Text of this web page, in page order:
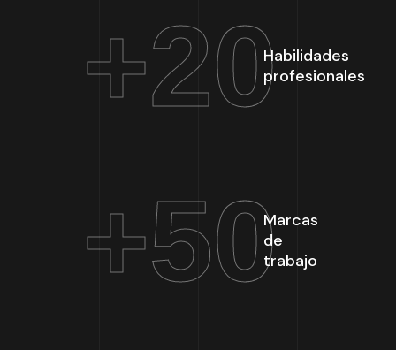
+20Habilidades
profesionales
+50Marcas
de
trabajo